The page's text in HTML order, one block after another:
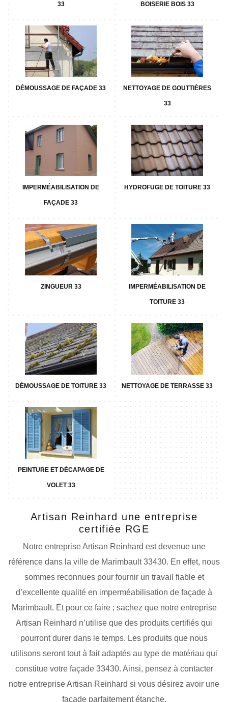
33 BOISERIE BOIS 33
DÉMOUSSAGE DE FAÇADE 33 NETTOYAGE DE GOUTTIÈRES
33
IMPERMÉABILISATION DE
FAÇADE 33
HYDROFUGE DE TOITURE 33
ZINGUEUR 33 IMPERMÉABILISATION DE
TOITURE 33
DÉMOUSSAGE DE TOITURE 33 NETTOYAGE DE TERRASSE 33
PEINTURE ET DÉCAPAGE DE
VOLET 33
Artisan Reinhard une entreprise
certifiée RGE
Notre entreprise Artisan Reinhard est devenue une
référence dans la ville de Marimbault 33430. En effet, nous
sommes reconnues pour fournir un travail fiable et
d’excellente qualité en imperméabilisation de façade à
Marimbault. Et pour ce faire ; sachez que notre entreprise
Artisan Reinhard n’utilise que des produits certifiés qui
pourront durer dans le temps. Les produits que nous
utilisons seront tout à fait adaptés au type de matériau qui
constitue votre façade 33430. Ainsi, pensez à contacter
notre entreprise Artisan Reinhard si vous désirez avoir une
façade parfaitement étanche.